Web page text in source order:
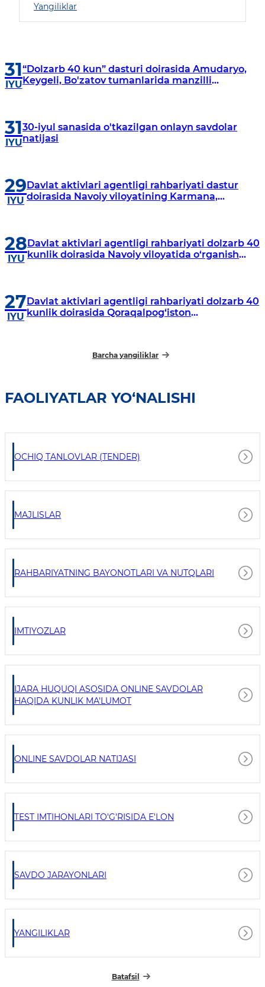
Yangiliklar
31
IYU
“Dolzarb 40 kun” dasturi doirasida Amudaryo,
Keygeli, Bo'zatov tumanlarida manzilli
31
IYU
30-iyul sanasida o'tkazilgan onlayn savdolar
natijasi
29
IYU
Davlat aktivlari agentligi rahbariyati dastur
doirasida Navoiy viloyatining Karmana,
28
IYU
Davlat aktivlari agentligi rahbariyati dolzarb 40
kunlik doirasida Navoiy viloyatida o‘rganish
27
IYU
Davlat aktivlari agentligi rahbariyati dolzarb 40
kunlik doirasida Qoraqalpog‘iston
Barcha yangiliklar
FAOLIYATLAR YO‘NALISHI
OCHIQ TANLOVLAR (TENDER)
MAJLISLAR
RAHBARIYATNING BAYONOTLARI VA NUTQLARI
IMTIYOZLAR
IJARA HUQUQI ASOSIDA ONLINE SAVDOLAR
HAQIDA KUNLIK MA'LUMOT
ONLINE SAVDOLAR NATIJASI
TEST IMTIHONLARI TO'G'RISIDA E'LON
SAVDO JARAYONLARI
YANGILIKLAR
Batafsil